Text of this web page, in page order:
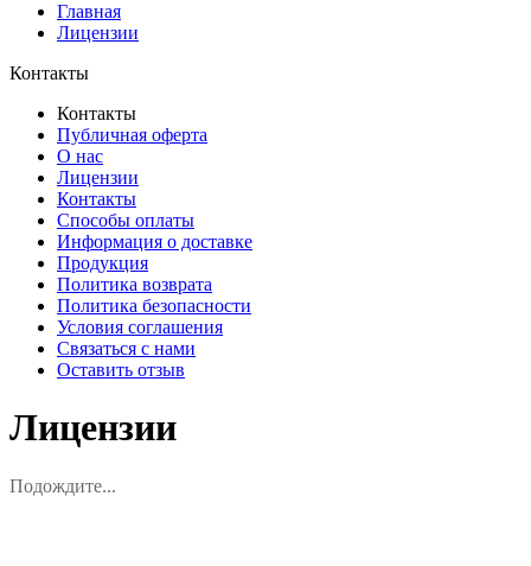
Главная
Лицензии
Контакты
Контакты
Публичная оферта
О нас
Лицензии
Контакты
Способы оплаты
Информация о доставке
Продукция
Политика возврата
Политика безопасности
Условия соглашения
Связаться с нами
Оставить отзыв
Лицензии
Подождите...